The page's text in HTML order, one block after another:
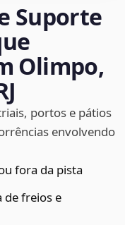
Suporte
Olimpo,
portos e pátios
envolvendo
fora da pista
de freios e